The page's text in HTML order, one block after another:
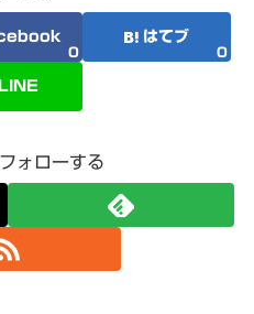
0
はてブ
0
LINE
ォローする